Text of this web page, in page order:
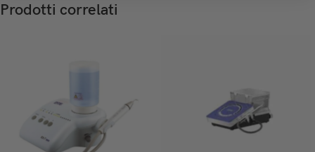
Prodotti correlati